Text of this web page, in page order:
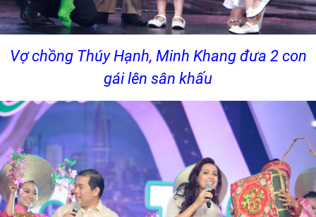
Vợ chồng Thúy Hạnh, Minh Khang đưa 2 con
gái lên sân khấu